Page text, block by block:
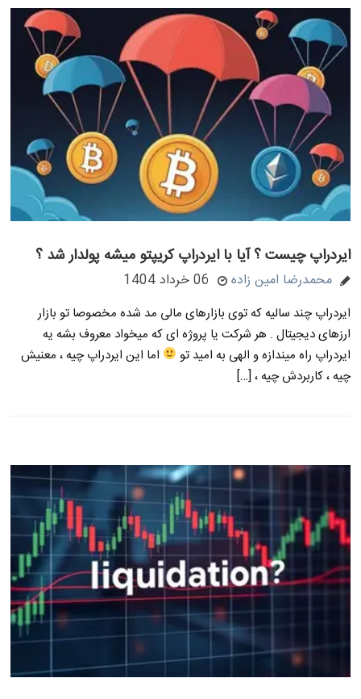
ایردراپ چیست ؟ آیا با ایردراپ کریپتو میشه پولدار شد ؟
محمدرضا امین زاده 06 خرداد 1404
ایردراپ چند سالیه که توی بازارهای مالی مد شده مخصوصا تو بازار
ارزهای دیجیتال . هر شرکت یا پروژه ای که میخواد معروف بشه یه
ایردراپ راه میندازه و الهی به امید تو
اما این ایردراپ چیه ، معنیش
چیه ، کاربردش چیه ، […]